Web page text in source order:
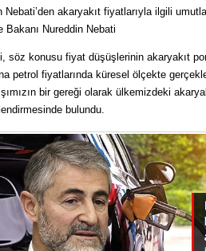
Nebati’den akaryakıt fiyatlarıyla ilgili
Bakanı Nureddin Nebati
söz konusu fiyat düşüşlerinin akaryakıt
petrol fiyatlarında küresel ölçekte
bir gereği olarak ülkemizdeki
bulundu.